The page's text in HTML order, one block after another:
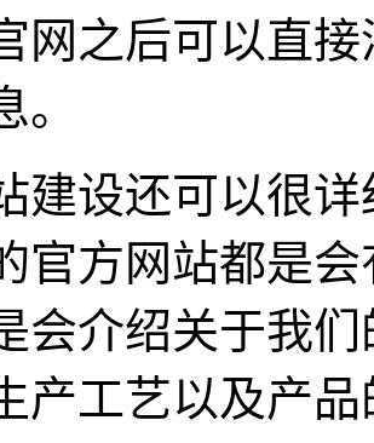
网之后可以直
设还可以很详
官方网站都是
会介绍关于我
产工艺以及产